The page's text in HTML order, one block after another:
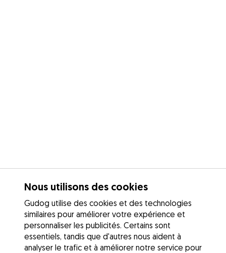
Nous utilisons des cookies
Gudog utilise des cookies et des technologies
similaires pour améliorer votre expérience et
personnaliser les publicités. Certains sont
essentiels, tandis que d'autres nous aident à
analyser le trafic et à améliorer notre service pour